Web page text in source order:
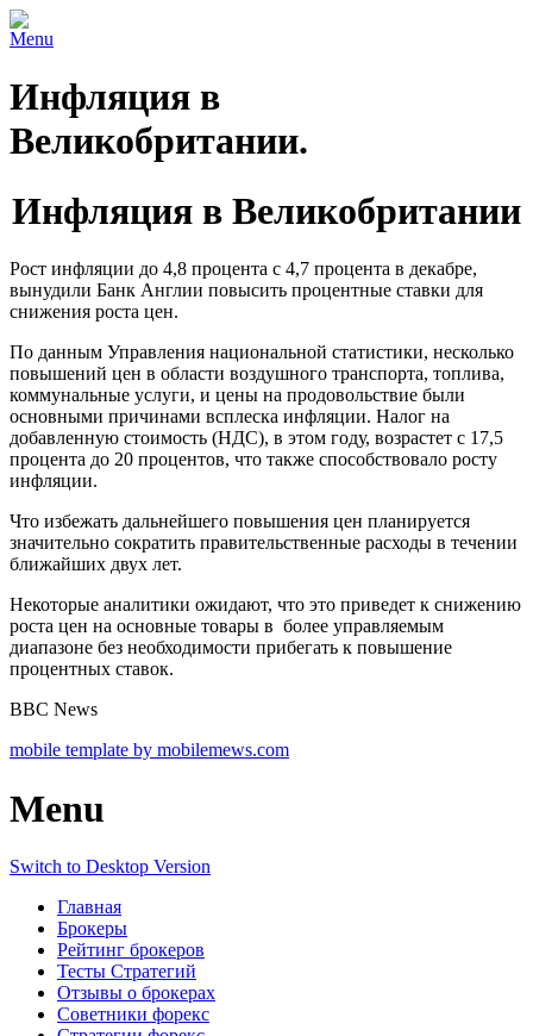
Menu
Инфляция в
Великобритании.
Инфляция в Великобритании
Рост инфляции до 4,8 процента с 4,7 процента в декабре,
вынудили Банк Англии повысить процентные ставки для
снижения роста цен.
По данным Управления национальной статистики, несколько
повышений цен в области воздушного транспорта, топлива,
коммунальные услуги, и цены на продовольствие были
основными причинами всплеска инфляции. Налог на
добавленную стоимость (НДС), в этом году, возрастет с 17,5
процента до 20 процентов, что также способствовало росту
инфляции.
Что избежать дальнейшего повышения цен планируется
значительно сократить правительственные расходы в течении
ближайших двух лет.
Некоторые аналитики ожидают, что это приведет к снижению
роста цен на основные товары в более управляемым
диапазоне без необходимости прибегать к повышение
процентных ставок.
BBC News
mobile template by mobilemews.com
Menu
Switch to Desktop Version
Главная
Брокеры
Рейтинг брокеров
Тесты Стратегий
Отзывы о брокерах
Советники форекс